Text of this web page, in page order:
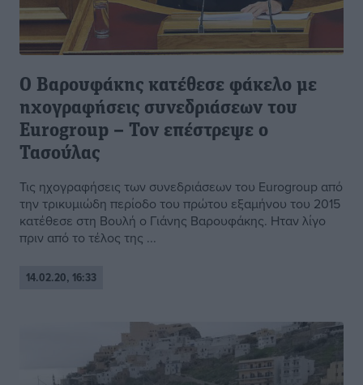
Ο Βαρουφάκης κατέθεσε φάκελο με
ηχογραφήσεις συνεδριάσεων του
Eurogroup – Τον επέστρεψε ο
Τασούλας
Τις ηχογραφήσεις των συνεδριάσεων του Eurogroup από
την τρικυμιώδη περίοδο του πρώτου εξαμήνου του 2015
κατέθεσε στη Βουλή ο Γιάνης Βαρουφάκης. Ηταν λίγο
πριν από το τέλος της ...
14.02.20, 16:33